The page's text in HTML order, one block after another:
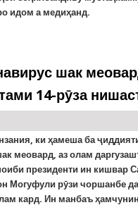
идом а медиҳанд.
аҳолӣ дар Суғд
шак
14-рӯза
ки ҳамеша ба
меовард, аз олам
президенти ин кишвар
Могуфули рӯзи чоршанбе
кард. Ин манбаъ